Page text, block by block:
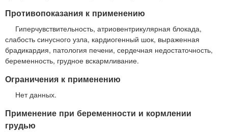
Противопоказания к применению
Гиперчувствительность, атриовентрикулярная блокада,
слабость синусного узла, кардиогенный шок, выраженная
брадикардия, патология печени, сердечная недостаточность,
беременность, грудное вскармливание.
Ограничения к применению
Нет данных.
Применение при беременности и кормлении
грудью